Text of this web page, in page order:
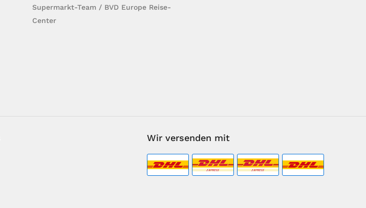
Supermarkt-Team / BVD Europe Reise-
Center
Wir versenden mit